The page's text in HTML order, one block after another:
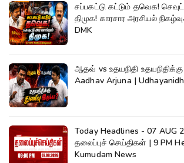
சப்பகட்டு கட்டும் தவெக!
திமுக! காரசார அரசியல்
DMK
ஆதவ் vs உதயநிதி
Aadhav Arjuna |
Today Headlines - 07 AUG
தலைப்புச் செய்திகள் | 9 PM
Kumudam News